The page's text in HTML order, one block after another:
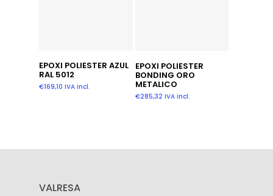
Añadir Al Carrito
EPOXI POLIESTER AZUL
RAL 5012
€169,10 IVA incl.
Añadir Al Carrito
EPOXI POLIESTER
BONDING ORO
METALICO
€285,32 IVA incl.
VALRESA